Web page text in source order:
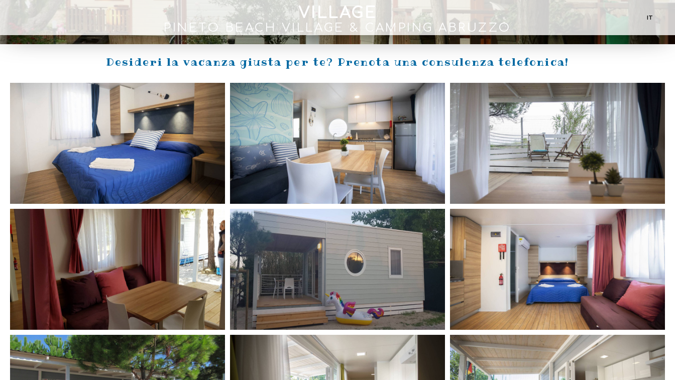
IT
VILLAGE
PINETO BEACH VILLAGE & CAMPING ABRUZZO
Desideri la vacanza giusta per te? Prenota una consulenza telefonica!